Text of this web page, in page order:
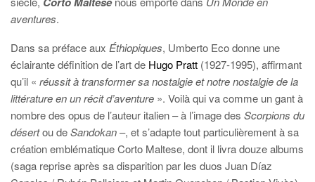
aventures.
Dans sa préface aux Éthiopiques, Umberto Eco donne une
éclairante définition de l’art de Hugo Pratt (1927-1995), affirmant
qu’il « réussit à transformer sa nostalgie et notre nostalgie de la
littérature en un récit d’aventure ». Voilà qui va comme un gant à
nombre des opus de l’auteur italien – à l’image des Scorpions du
désertou deSandokan–, et s’adapte tout particulièrement à sa
création emblématique Corto Maltese, dont il livra douze albums
(saga reprise après sa disparition par les duos Juan Díaz